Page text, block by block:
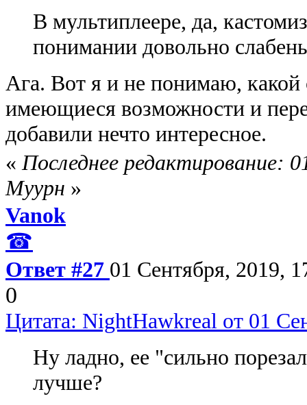
В мультиплеере, да,
понимании довольно
Ага. Вот я и не понимаю,
имеющиеся возможности и
добавили нечто интересное.
« Последнее редактирование:
Муурн »
Vanok
☎
Ответ #27 01 Сентября, 2019,
0
Цитата: NightHawkreal от 01
Ну ладно, ее "сильно
лучше?